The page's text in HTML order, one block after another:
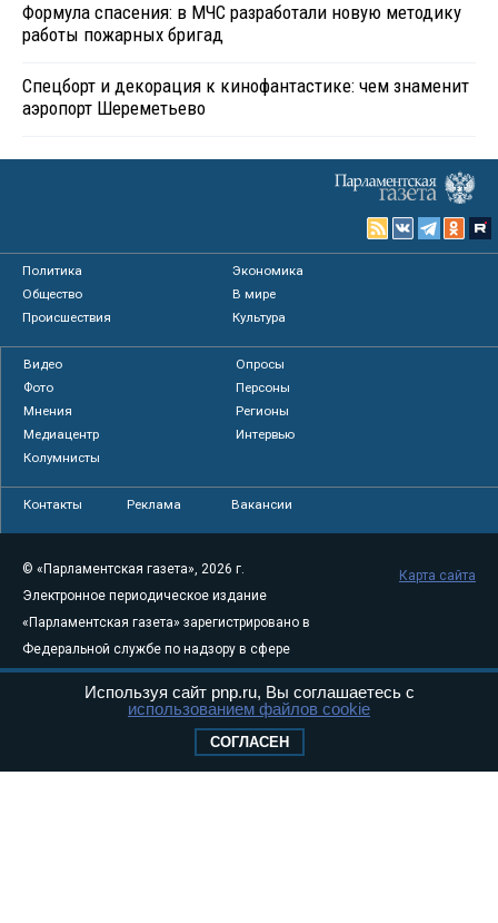
Формула спасения: в МЧС разработали новую методику
работы пожарных бригад
Спецборт и декорация к кинофантастике: чем знаменит
аэропорт Шереметьево
Политика
Экономика
Общество
В мире
Происшествия
Культура
Видео
Опросы
Фото
Персоны
Мнения
Регионы
Медиацентр
Интервью
Колумнисты
Контакты Реклама Вакансии
© «Парламентская газета», 2026 г.
Электронное периодическое издание
«Парламентская газета» зарегистрировано в
Федеральной службе по надзору в сфере
связи, информационных технологий и
массовых коммуникаций (Роскомнадзор) 05
Свидетельство о регистрации Эл № ФС77-
Карта сайта
Используя сайт pnp.ru, Вы соглашаетесь с
использованием файлов cookie
СОГЛАСЕН